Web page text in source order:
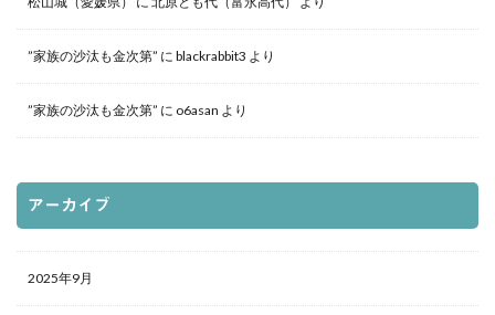
”家族の沙汰も金次第” に blackrabbit3 より
”家族の沙汰も金次第” に o6asan より
アーカイブ
2025年9月